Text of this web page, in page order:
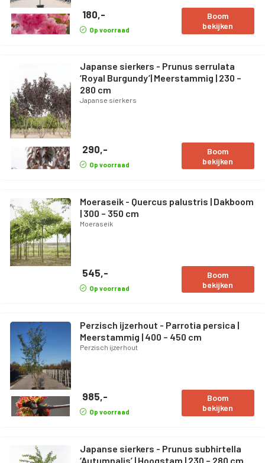
180,-
Op voorraad
Boom
bekijken
Japanse sierkers - Prunus serrulata
‘Royal Burgundy’| Meerstammig | 230 –
280 cm
Japanse sierkers
290,-
Op voorraad
Boom
bekijken
Moeraseik - Quercus palustris | Dakboom
| 300 – 350 cm
Moeraseik
545,-
Op voorraad
Boom
bekijken
Perzisch ijzerhout - Parrotia persica |
Meerstammig | 400 – 450 cm
Perzisch ijzerhout
985,-
Op voorraad
Boom
bekijken
Japanse sierkers - Prunus subhirtella
‘Autumnalis’ | Hoogstam | 230 – 280 cm